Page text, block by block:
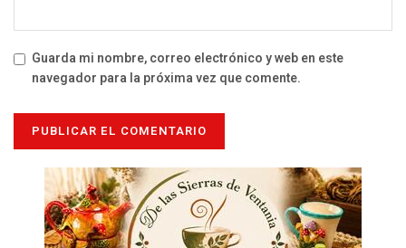
Guarda mi nombre, correo electrónico y web en este
navegador para la próxima vez que comente.